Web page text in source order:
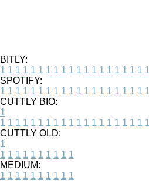
BITLY:
1 1 1 1 1 1 1 1 1 1 1 1 1 1 1 1 1 1 1 1
SPOTIFY:
1 1 1 1 1 1 1 1 1 1 1 1 1 1 1 1 1 1 1 1
CUTTLY BIO:
1
1 1 1 1 1 1 1 1 1 1 1 1 1 1 1 1 1 1 1 1
CUTTLY OLD:
1
1 1 1 1 1 1 1 1 1 1
MEDIUM:
1 1 1 1 1 1 1 1 1 1